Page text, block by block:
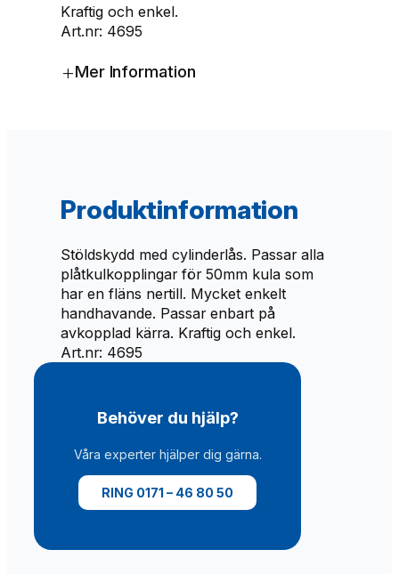
e
d
y
s
m
ä
n
g
d
Kraftig och enkel.
Art.nr: 4695
+Mer Information
Produktinformation
Stöldskydd med cylinderlås. Passar alla
plåtkulkopplingar för 50mm kula som
har en fläns nertill. Mycket enkelt
handhavande. Passar enbart på
avkopplad kärra. Kraftig och enkel.
Art.nr: 4695
Behöver du hjälp?
Våra experter hjälper dig gärna.
RING 0171 – 46 80 50